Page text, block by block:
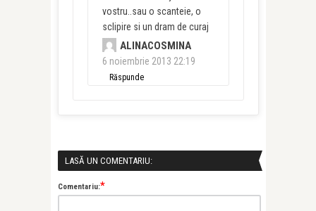
vostru..sau o scanteie, o
sclipire si un dram de curaj
ALINACOSMINA
6 noiembrie 2013 22:19
Răspunde
LASĂ UN COMENTARIU:
Comentariu:*